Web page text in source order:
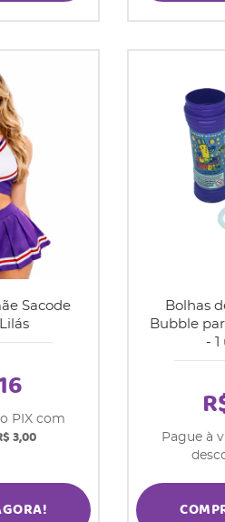
Sacode
PIX com
3,00
Bolhas
Bubble
-
Pague à